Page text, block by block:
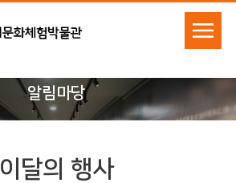
알림마당
이달의 행사